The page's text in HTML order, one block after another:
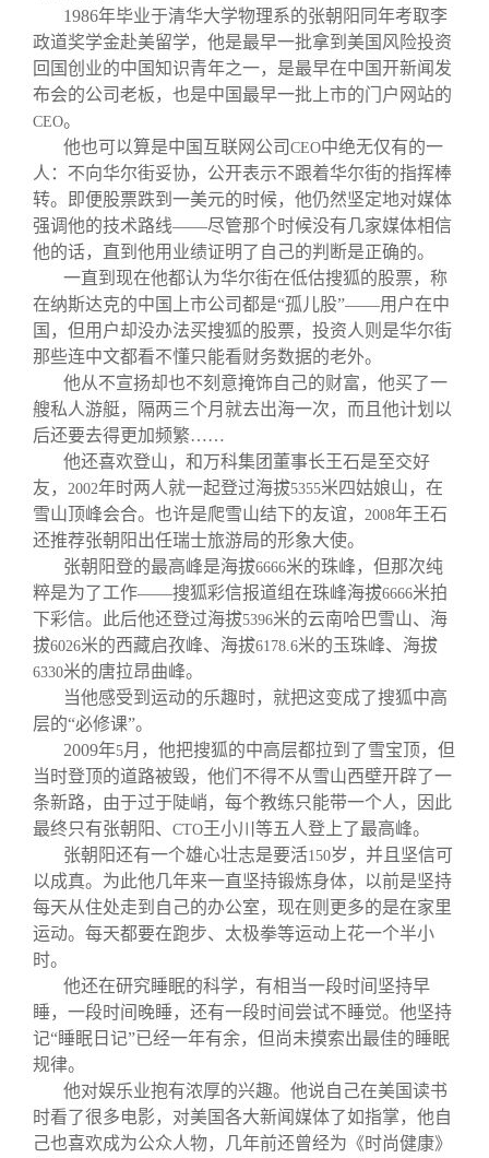
1986年毕业于清华大学物理系的张朝阳同年考取李
政道奖学金赴美留学，他是最早一批拿到美国风险投资
回国创业的中国知识青年之一，是最早在中国开新闻发
布会的公司老板，也是中国最早一批上市的门户网站的
CEO。
他也可以算是中国互联网公司 CEO中绝无仅有的一
人：不向华尔街妥协，公开表示不跟着华尔街的指挥棒
转。即便股票跌到一美元的时候，他仍然坚定地对媒体
强调他的技术路线——尽管那个时候没有几家媒体相信
他的话，直到他用业绩证明了自己的判断是正确的。
一直到现在他都认为华尔街在低估搜狐的股票，称
在纳斯达克的中国上市公司都是“孤儿股”——用户在中
国，但用户却没办法买搜狐的股票，投资人则是华尔街
那些连中文都看不懂只能看财务数据的老外。
他从不宣扬却也不刻意掩饰自己的财富，他买了一
艘私人游艇，隔两三个月就去出海一次，而且他计划以
后还要去得更加频繁……
他还喜欢登山，和万科集团董事长王石是至交好
友， 2002年时两人就一起登过海拔5355米四姑娘山，在
雪山顶峰会合。也许是爬雪山结下的友谊， 2008年王石
还推荐张朝阳出任瑞士旅游局的形象大使。
张朝阳登的最高峰是海拔6666米的珠峰，但那次纯
粹是为了工作——搜狐彩信报道组在珠峰海拔6666米拍
下彩信。此后他还登过海拔5396米的云南哈巴雪山、海
拔6026米的西藏启孜峰、海拔6178.6米的玉珠峰、海拔
6330米的唐拉昂曲峰。
当他感受到运动的乐趣时，就把这变成了搜狐中高
层的“必修课”。
2009年5月，他把搜狐的中高层都拉到了雪宝顶，但
当时登顶的道路被毁，他们不得不从雪山西壁开辟了一
条新路，由于过于陡峭，每个教练只能带一个人，因此
最终只有张朝阳、 CTO王小川等五人登上了最高峰。
张朝阳还有一个雄心壮志是要活150岁，并且坚信可
以成真。为此他几年来一直坚持锻炼身体，以前是坚持
每天从住处走到自己的办公室，现在则更多的是在家里
运动。每天都要在跑步、太极拳等运动上花一个半小
时。
他还在研究睡眠的科学，有相当一段时间坚持早
睡，一段时间晚睡，还有一段时间尝试不睡觉。他坚持
记“睡眠日记”已经一年有余，但尚未摸索出最佳的睡眠
规律。
他对娱乐业抱有浓厚的兴趣。他说自己在美国读书
时看了很多电影，对美国各大新闻媒体了如指掌，他自
己也喜欢成为公众人物，几年前还曾经为《时尚健康》